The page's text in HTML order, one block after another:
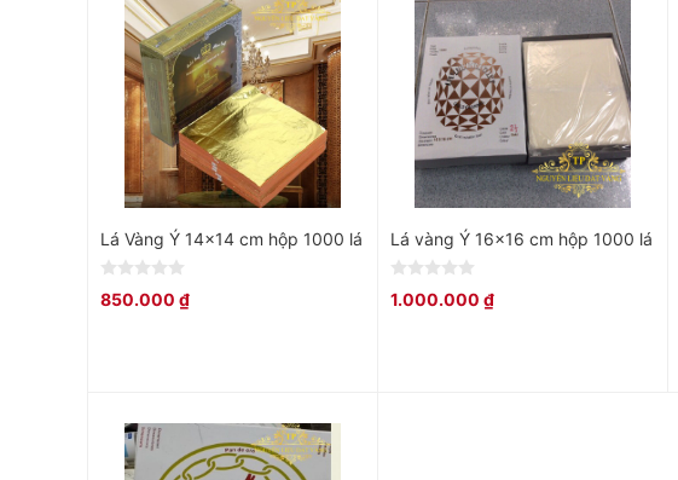
Lá Vàng Ý 14×14 cm hộp 1000 lá
0
out
850.000 ₫
Lá vàng Ý 16×16 cm hộp 1000 lá
0
out
1.000.000 ₫